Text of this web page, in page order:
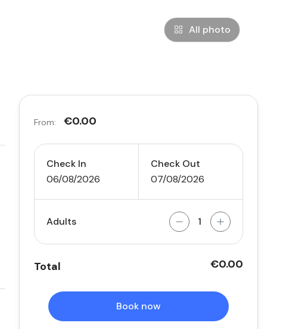
All photo
From: €0.00
Check In
06/08/2026
Check Out
07/08/2026
Adults
Total €0.00
Book now